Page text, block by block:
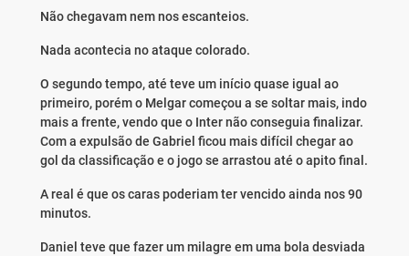
Não chegavam nem nos escanteios.
Nada acontecia no ataque colorado.
O segundo tempo, até teve um início quase igual ao
primeiro, porém o Melgar começou a se soltar mais, indo
mais a frente, vendo que o Inter não conseguia finalizar.
Com a expulsão de Gabriel ficou mais difícil chegar ao
gol da classificação e o jogo se arrastou até o apito final.
A real é que os caras poderiam ter vencido ainda nos 90
minutos.
Daniel teve que fazer um milagre em uma bola desviada